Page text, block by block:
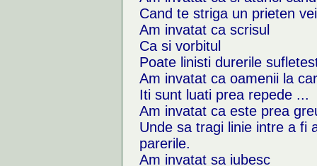
Cand te striga un prieten
Am invatat ca scrisul
Ca si vorbitul
Poate linisti durerile
Am invatat ca oamenii la
Iti sunt luati prea repede ...
Am invatat ca este prea
Unde sa tragi linie intre a fi
parerile.
Am invatat sa iubesc